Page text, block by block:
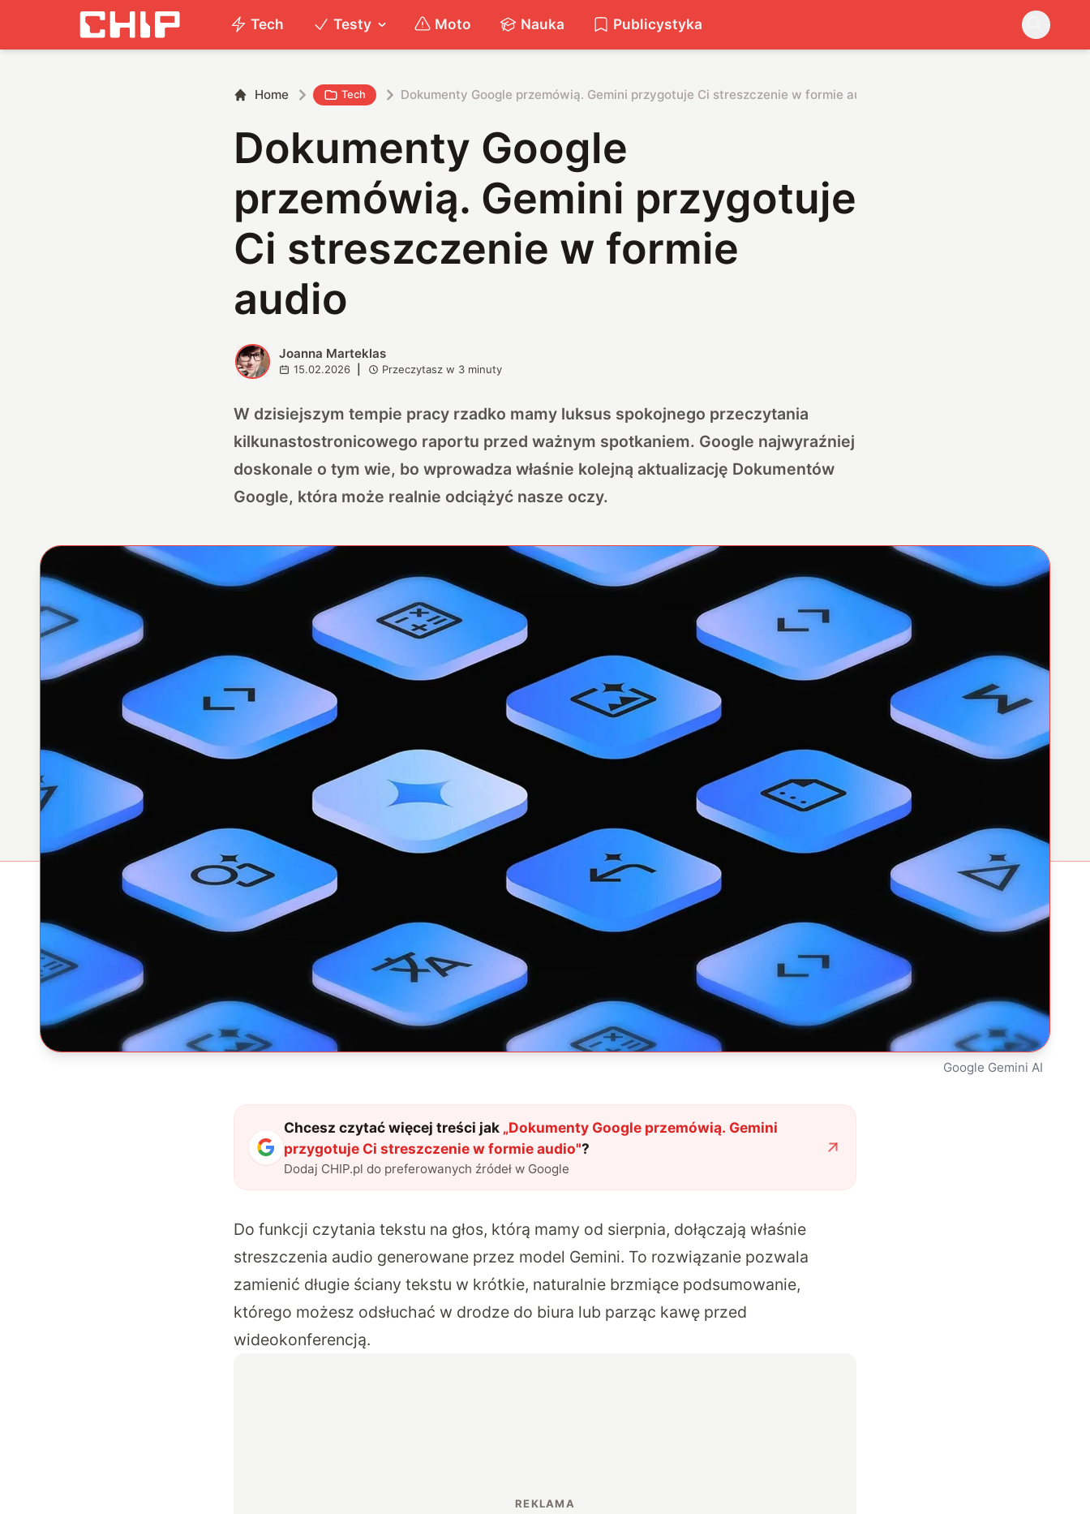
Tech Testy Moto Nauka Publicystyka
Home Tech Dokumenty Google przemówią. Gemini przygotuje Ci streszczenie w formie audio
Dokumenty Google
przemówią. Gemini przygotuje
Ci streszczenie w formie
audio
J Joanna Marteklas
15.02.2026 Przeczytasz w 3 minuty
W dzisiejszym tempie pracy rzadko mamy luksus spokojnego przeczytania
kilkunastostronicowego raportu przed ważnym spotkaniem. Google najwyraźniej
doskonale o tym wie, bo wprowadza właśnie kolejną aktualizację Dokumentów
Google, która może realnie odciążyć nasze oczy.
Google Gemini AI
Chcesz czytać więcej treści jak „Dokumenty Google przemówią. Gemini
przygotuje Ci streszczenie w formie audio"?
Dodaj CHIP.pl do preferowanych źródeł w Google
Do funkcji czytania tekstu na głos, którą mamy od sierpnia, dołączają właśnie
streszczenia audio generowane przez model Gemini. To rozwiązanie pozwala
zamienić długie ściany tekstu w krótkie, naturalnie brzmiące podsumowanie,
którego możesz odsłuchać w drodze do biura lub parząc kawę przed
wideokonferencją.